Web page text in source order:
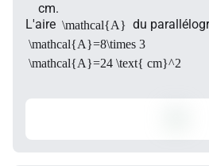
cm.
L'aire \mathcal{A} du
\mathcal{A}=8\times 3
\mathcal{A}=24 \text{ cm}^2